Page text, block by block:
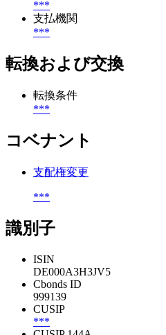
***
支払機関
***
転換および交換
転換条件
***
コベナント
支配権変更
***
識別子
ISIN
DE000A3H3JV5
Cbonds ID
999139
CUSIP
***